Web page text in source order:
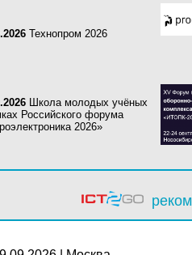
Технопром 2026
Школа молодых учёных
Российского форума
2026»